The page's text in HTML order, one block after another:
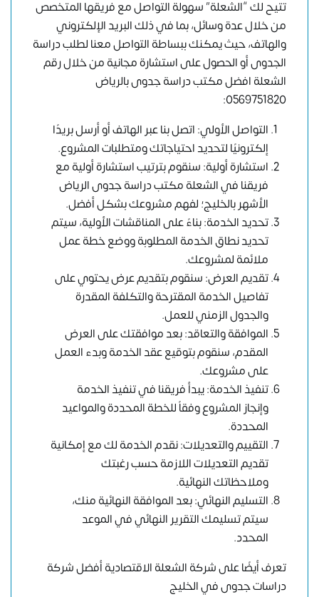
تتيح لك “الشعلة” سهولة التواصل مع فريقها المتخصص
من خلال عدة وسائل، بما في ذلك البريد الإلكتروني
والهاتف، حيث يمكنك ببساطة التواصل معنا لطلب دراسة
الجدوى أو الحصول على استشارة مجانية من خلالرقم
الشعلة افضل مكتب دراسة جدوى بالرياض
0569751820
:
التواصل الأولي: اتصل بنا عبر الهاتف أو أرسل بريدًا
إلكترونيًا لتحديد احتياجاتك ومتطلبات المشروع.
استشارة أولية: سنقوم بترتيب استشارة أولية مع
فريقنا في الشعلة مكتب دراسة جدوى الرياض
الأشهر بالخليج؛ لفهم مشروعك بشكل أفضل.
تحديد الخدمة: بناءً على المناقشات الأولية، سيتم
تحديد نطاق الخدمة المطلوبة ووضع خطة عمل
ملائمة لمشروعك.
تقديم العرض: سنقوم بتقديم عرض يحتوي على
تفاصيل الخدمة المقترحة والتكلفة المقدرة
والجدول الزمني للعمل.
الموافقة والتعاقد: بعد موافقتك على العرض
المقدم، سنقوم بتوقيع عقد الخدمة وبدء العمل
على مشروعك.
تنفيذ الخدمة: يبدأ فريقنا في تنفيذ الخدمة
وإنجاز المشروع وفقاً للخطة المحددة والمواعيد
المحددة.
التقييم والتعديلات: نقدم الخدمة لك مع إمكانية
تقديم التعديلات اللازمة حسب رغبتك
وملاحظاتك النهائية.
التسليم النهائي: بعد الموافقة النهائية منك،
سيتم تسليمك التقرير النهائي في الموعد
المحدد.
تعرف أيضًا على شركة الشعلة الاقتصادية أفضل شركة
دراسات جدوى في الخليج